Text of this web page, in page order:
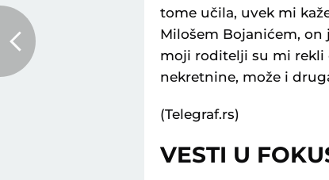
tome učila, uvek mi
Milošem Bojanićem,
moji roditelji su mi rekli
nekretnine, može i
(Telegraf.rs)
VESTI U